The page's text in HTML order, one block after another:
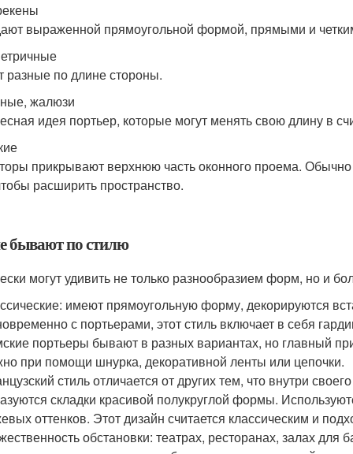
выраженной прямоугольной формой, прямыми и
по длине стороны.
жалюзи
идея портьер, которые могут менять свою длину в
прикрывают верхнюю часть оконного проема.
расширить пространство.
бывают по стилю
могут удивить не только разнообразием форм, но и
имеют прямоугольную форму, декорируются
с портьерами, этот стиль включает в себя
портьеры бывают в разных вариантах, но главный
при помощи шнурка, декоративной ленты или цепочки.
стиль отличается от других тем, что внутри
складки красивой полукруглой формы.
оттенков. Этот дизайн считается классическим и
обстановки: театрах, ресторанах, залах для